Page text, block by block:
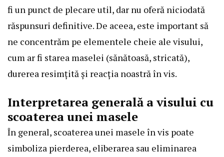
fi un punct de plecare util, dar nu oferă niciodată
răspunsuri definitive. De aceea, este important să
ne concentrăm pe elementele cheie ale visului,
cum ar fi starea maselei (sănătoasă, stricată),
durerea resimțită și reacția noastră în vis.
Interpretarea generală a visului cu
scoaterea unei masele
În general, scoaterea unei masele în vis poate
simboliza pierderea, eliberarea sau eliminarea